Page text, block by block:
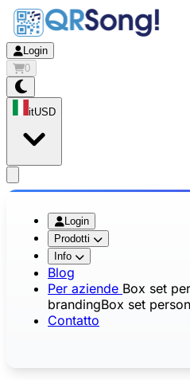
Login
0
itUSD
Login
Prodotti
Info
Blog
Per aziende Box set
brandingBox set
Contatto